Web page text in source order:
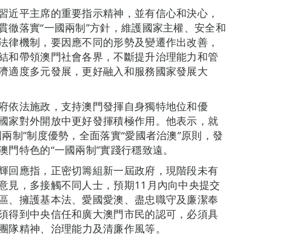
平主席的重要指示精神，並有信心和決心，
落實“一國兩制”方針，維護國家主權、安全和
機制，要因應不同的形勢及變遷作出改善，
和帶領澳門社會各界，不斷提升治理能力和管
適度多元發展，更好融入和服務國家發展大
依法施政，支持澳門發揮自身獨特地位和優
家對外開放中更好發揮積極作用。他表示，就
制”制度優勢，全面落實“愛國者治澳”原則，發
特色的“一國兩制”實踐行穩致遠。
回應指，正密切籌組新一屆政府，現階段未有
見，多接觸不同人士，預期11月內向中央提交
、擁護基本法、愛國愛澳、盡忠職守及廉潔奉
得到中央信任和廣大澳門市民的認可，必須具
隊精神、 治理能力及清廉作風等。